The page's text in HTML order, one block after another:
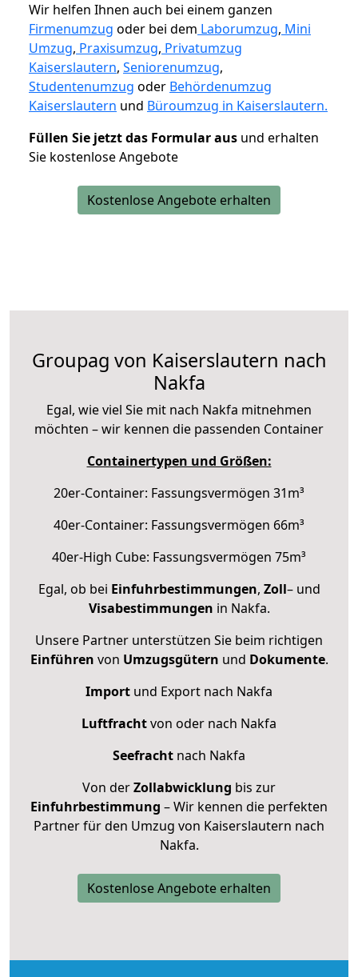
Wir helfen Ihnen auch bei einem ganzen
Firmenumzug oder bei dem Laborumzug, Mini
Umzug, Praxisumzug, Privatumzug
Kaiserslautern, Seniorenumzug,
Studentenumzug oder Behördenumzug
Kaiserslautern und Büroumzug in Kaiserslautern.
Füllen Sie jetzt das Formular aus und erhalten
Sie kostenlose Angebote
Kostenlose Angebote erhalten
Groupag von Kaiserslautern nach
Nakfa
Egal, wie viel Sie mit nach Nakfa mitnehmen
möchten – wir kennen die passenden Container
Containertypen und Größen:
20er-Container: Fassungsvermögen 31m³
40er-Container: Fassungsvermögen 66m³
40er-High Cube: Fassungsvermögen 75m³
Egal, ob bei Einfuhrbestimmungen, Zoll– und
Visabestimmungen in Nakfa.
Unsere Partner unterstützen Sie beim richtigen
Einführen von Umzugsgütern und Dokumente.
Import und Export nach Nakfa
Luftfrachtvon oder nach Nakfa
Seefracht nach Nakfa
Von derZollabwicklung bis zur
Einfuhrbestimmung – Wir kennen die perfekten
Partner für den Umzug von Kaiserslautern nach
Nakfa.
Kostenlose Angebote erhalten